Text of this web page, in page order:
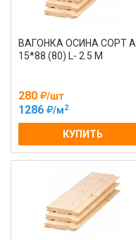
ВАГОНКА ОСИНА СОРТ А
15*88 (80) L- 2.5 М
280 /шт
1286 /м2
КУПИТЬ